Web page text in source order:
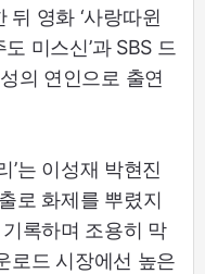
영화 ‘사랑따윈
도 미스신’과 SBS 드
의 연인으로 출연
’는 이성재 박현진
로 화제를 뿌렸지
록하며 조용히 막
로드 시장에선 높은